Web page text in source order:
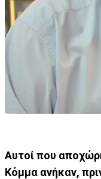
Αυτοί που
Κόμμα ανήκαν,